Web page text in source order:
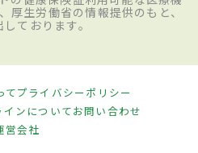
厚生労働省の情報提供のもと、
ております。
てプライバシーポリシー
ンについてお問い合わせ
営会社